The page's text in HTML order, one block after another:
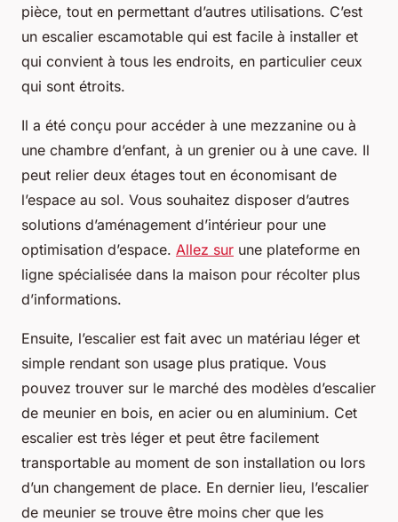
pièce, tout en permettant d’autres utilisations. C’est
un escalier escamotable qui est facile à installer et
qui convient à tous les endroits, en particulier ceux
qui sont étroits.
Il a été conçu pour accéder à une mezzanine ou à
une chambre d’enfant, à un grenier ou à une cave. Il
peut relier deux étages tout en économisant de
l’espace au sol. Vous souhaitez disposer d’autres
solutions d’aménagement d’intérieur pour une
optimisation d’espace. Allez sur une plateforme en
ligne spécialisée dans la maison pour récolter plus
d’informations.
Ensuite, l’escalier est fait avec un matériau léger et
simple rendant son usage plus pratique. Vous
pouvez trouver sur le marché des modèles d’escalier
de meunier en bois, en acier ou en aluminium. Cet
escalier est très léger et peut être facilement
transportable au moment de son installation ou lors
d’un changement de place. En dernier lieu, l’escalier
de meunier se trouve être moins cher que les